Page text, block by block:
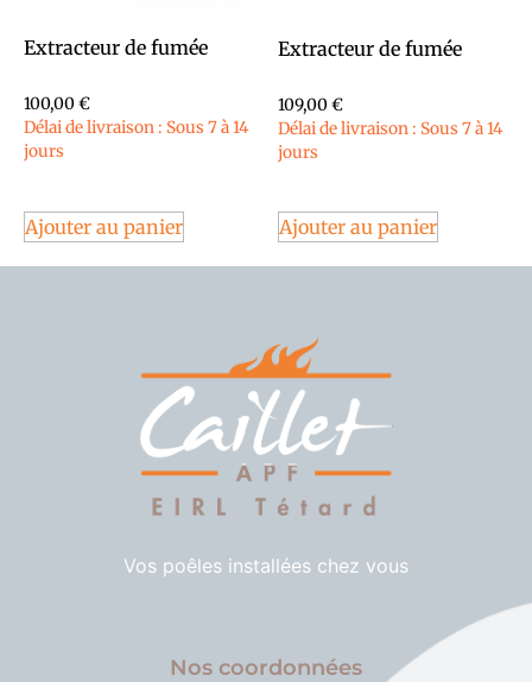
Extracteur de fumée
100,00€
Délai de livraison : Sous 7 à 14
jours
Ajouter au panier
Extracteur de fumée
109,00€
Délai de livraison : Sous 7 à 14
jours
Ajouter au panier
Vos poêles installées chez vous
Nos coordonnées